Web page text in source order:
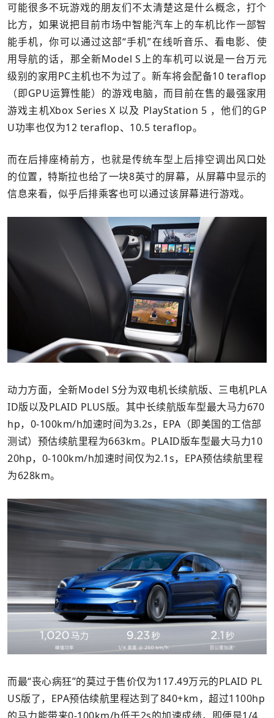
可能很多不玩游戏的朋友们不太清楚这是什么概念，打个
比方，如果说把目前市场中智能汽车上的车机比作一部智
能手机，你可以通过这部“手机”在线听音乐、看电影、使
用导航的话，那全新Model S上的车机可以说是一台万元
级别的家用PC主机也不为过了。新车将会配备10 teraflop
（即GPU运算性能）的游戏电脑，而目前在售的最强家用
游戏主机Xbox Series X 以及 PlayStation 5 ，他们的GP
U功率也仅为12 teraflop、10.5 teraflop。
而在后排座椅前方，也就是传统车型上后排空调出风口处
的位置，特斯拉也给了一块8英寸的屏幕，从屏幕中显示的
信息来看，似乎后排乘客也可以通过该屏幕进行游戏。
动力方面，全新Model S分为双电机长续航版、三电机PLA
ID版以及PLAID PLUS版。其中长续航版车型最大马力670
hp，0-100km/h加速时间为3.2s，EPA（即美国的工信部
测试）预估续航里程为663km。PLAID版车型最大马力10
20hp，0-100km/h加速时间仅为2.1s，EPA预估续航里程
为628km。
而最“丧心病狂”的莫过于售价仅为117.49万元的PLAID PL
US版了，EPA预估续航里程达到了840+km，超过1100hp